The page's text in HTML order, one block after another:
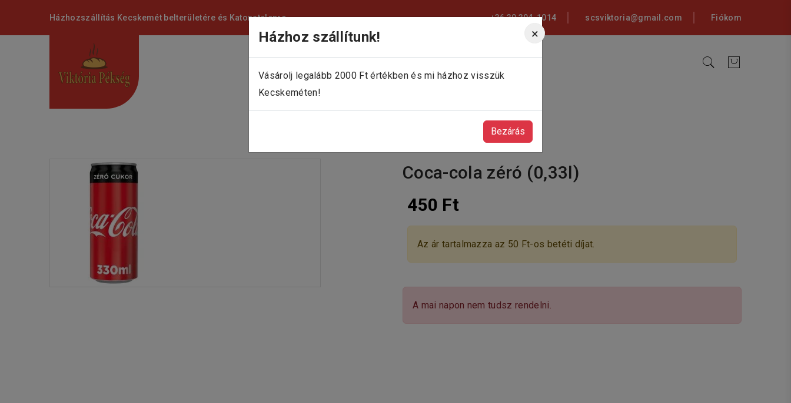
Házhoz szállítunk! ×
Vásárolj legalább 2000 Ft értékben és mi házhoz visszük
Kecskeméten!
Bezárás
Házhozszállítás Kecskemét belterületére és Katonatelepre +36 30 394-1014 scsviktoria@gmail.com Fiókom
Coca-cola zéró (0,33l)
450 Ft
Az ár tartalmazza az 50 Ft-os betéti díjat.
A mai napon nem tudsz rendelni.